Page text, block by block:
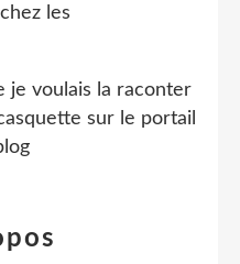
je voulais la raconter
sur le portail